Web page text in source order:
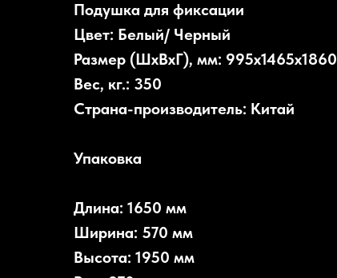
Подушка для фиксации
Цвет: Белый/ Черный
Размер (ШxВxГ), мм: 995х1465х1860
Вес, кг.: 350
Страна-производитель: Китай
Упаковка
Длина: 1650 мм
Ширина: 570 мм
Высота: 1950 мм